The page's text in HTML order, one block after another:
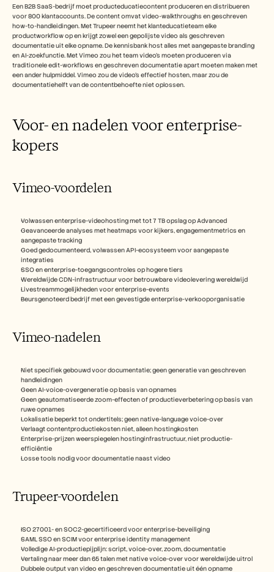
Een B2B SaaS-bedrijf moet producteducatiecontent produceren en distribueren
voor 800 klantaccounts. De content omvat video-walkthroughs en geschreven
how-to-handleidingen. Met Trupeer neemt het klanteducatieteam elke
productworkflow op en krijgt zowel een gepolijste video als geschreven
documentatie uit elke opname. De kennisbank host alles met aangepaste branding
en AI-zoekfunctie. Met Vimeo zou het team video's moeten produceren via
traditionele edit-workflows en geschreven documentatie apart moeten maken met
een ander hulpmiddel. Vimeo zou de video's effectief hosten, maar zou de
documentatiehelft van de contentbehoefte niet oplossen.
Voor- en nadelen voor enterprise-
kopers
Vimeo-voordelen
Volwassen enterprise-videohosting met tot 7 TB opslag op Advanced
Geavanceerde analyses met heatmaps voor kijkers, engagementmetrics en
aangepaste tracking
Goed gedocumenteerd, volwassen API-ecosysteem voor aangepaste
integraties
SSO en enterprise-toegangscontroles op hogere tiers
Wereldwijde CDN-infrastructuur voor betrouwbare videolevering wereldwijd
Livestreammogelijkheden voor enterprise-events
Beursgenoteerd bedrijf met een gevestigde enterprise-verkooporganisatie
Vimeo-nadelen
Niet specifiek gebouwd voor documentatie; geen generatie van geschreven
handleidingen
Geen AI-voice-overgeneratie op basis van opnames
Geen geautomatiseerde zoom-effecten of productieverbetering op basis van
ruwe opnames
Lokalisatie beperkt tot ondertitels; geen native-language voice-over
Verlaagt contentproductiekosten niet, alleen hostingkosten
Enterprise-prijzen weerspiegelen hostinginfrastructuur, niet productie-
efficiëntie
Losse tools nodig voor documentatie naast video
Trupeer-voordelen
ISO 27001- en SOC2-gecertificeerd voor enterprise-beveiliging
SAML SSO en SCIM voor enterprise identity management
Volledige AI-productiepijplijn: script, voice-over, zoom, documentatie
Vertaling naar meer dan 65 talen met native voice-over voor wereldwijde uitrol
Dubbele output van video en geschreven documentatie uit één opname